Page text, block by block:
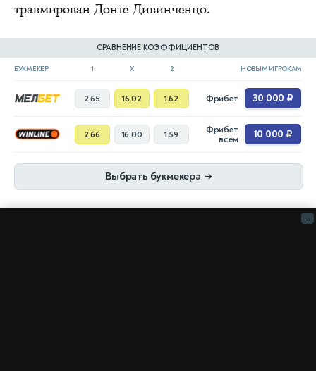
травмирован Донте Дивинченцо.
СРАВНЕНИЕ КОЭФФИЦИЕНТОВ
БУКМЕКЕР 1 X 2 НОВЫМ ИГРОКАМ
2.65 16.02 1.62 Фрибет 30 000 ₽
2.66 16.00 1.59
Фрибет
всем
10 000 ₽
Выбрать букмекера →
...